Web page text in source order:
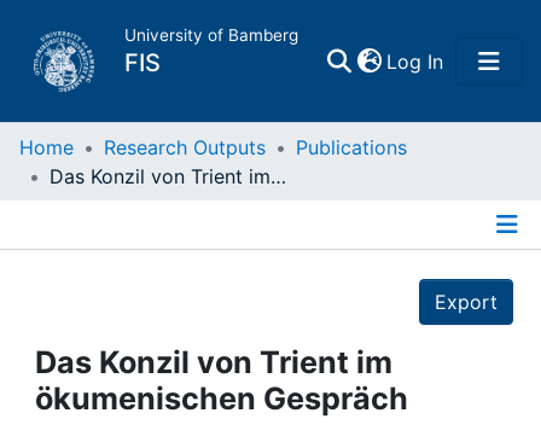
University of Bamberg
FIS Log In(current)
Home
Projects
People
Home Research Outputs
Publications
Das Konzil von Trient im ökumenischen Gespräch
Export
Das Konzil von Trient im
ökumenischen Gespräch